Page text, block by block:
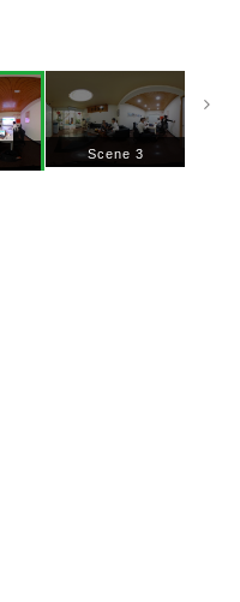
Scene 3